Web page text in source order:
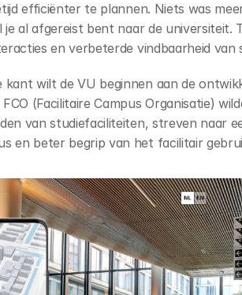
efficiënter te plannen. Niets was
je al afgereist bent naar de universiteit.
en verbeterde vindbaarheid van
kant wilt de VU beginnen aan de
(Facilitaire Campus Organisatie)
van studiefaciliteiten, streven naar
en beter begrip van het facilitair